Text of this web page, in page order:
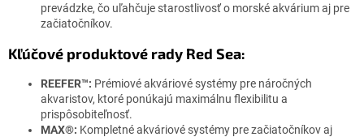
prevádzke, čo uľahčuje starostlivosť o morské akvárium aj pre
začiatočníkov.
Kľúčové produktové rady Red Sea:
REEFER™: Prémiové akváriové systémy pre náročných
akvaristov, ktoré ponúkajú maximálnu flexibilitu a
prispôsobiteľnosť.
MAX®: Kompletné akváriové systémy pre začiatočníkov aj